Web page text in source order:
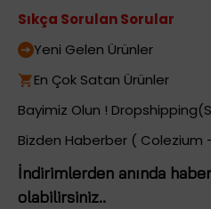
Sıkça Sorulan Sorular
Yeni Gelen Ürünler
En Çok Satan Ürünler
Bayimiz Olun !
Bizden Haberber ( Colezium -
İndirimlerden anında
olabilirsiniz..